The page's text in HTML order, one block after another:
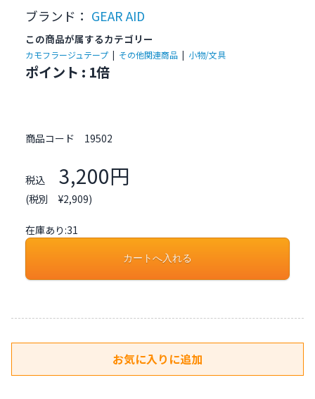
ブランド： GEAR AID
この商品が属するカテゴリー
カモフラージュテープ | その他関連商品 | 小物/文具
ポイント : 1倍
商品コード 19502
税込 3,200円
(税別 ¥2,909)
在庫あり:31